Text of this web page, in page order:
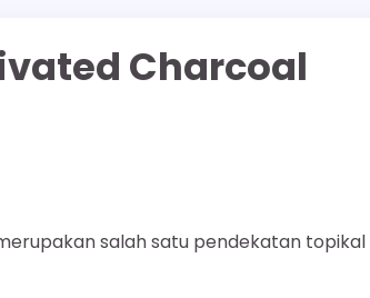
Charcoal
salah satu pendekatan topikal